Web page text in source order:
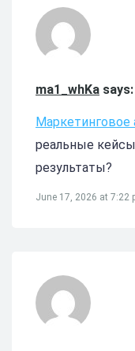
ma1_whKa says:
Маркетинговое
реальные
результаты?
June 17, 2026 at 7:22